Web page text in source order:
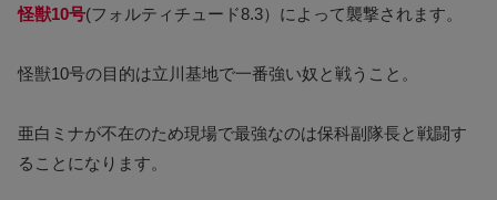
怪獣10号(フォルティチュード8.3）によって襲撃されます。
怪獣10号の目的は立川基地で一番強い奴と戦うこと。
亜白ミナが不在のため現場で最強なのは保科副隊長と戦闘す
ることになります。